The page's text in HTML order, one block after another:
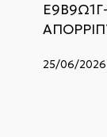
ΠΙΝΑΚΑΣ
25/06/2026